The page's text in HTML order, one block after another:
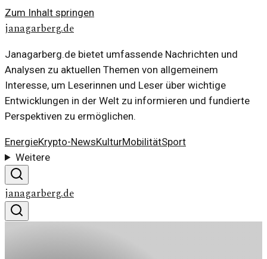
Zum Inhalt springen
janagarberg.de
Janagarberg.de bietet umfassende Nachrichten und
Analysen zu aktuellen Themen von allgemeinem
Interesse, um Leserinnen und Leser über wichtige
Entwicklungen in der Welt zu informieren und fundierte
Perspektiven zu ermöglichen.
EnergieKrypto-NewsKulturMobilitätSport
Weitere
janagarberg.de